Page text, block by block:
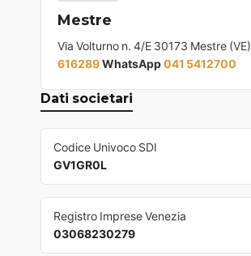
Mestre
Via Volturno n. 4/E 30173 Mestre (VE)
616289WhatsApp041 5412700
Dati societari
Codice Univoco SDI
GV1GR0L
Registro Imprese Venezia
03068230279